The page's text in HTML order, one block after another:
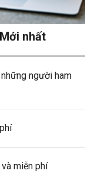
Mới nhất
người ham
miễn phí